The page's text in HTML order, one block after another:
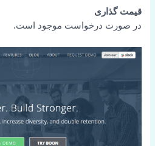
قیمت گذاری
در صورت درخواست موجود است.